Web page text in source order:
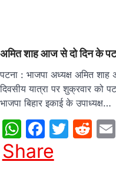
अमित शाह आज से दो दिन के
पटना : भाजपा अध्यक्ष अमित शाह
दिवसीय यात्रा पर शुक्रवार को
भाजपा बिहार इकाई के उपाध्यक्ष…
WhatsApp
Share